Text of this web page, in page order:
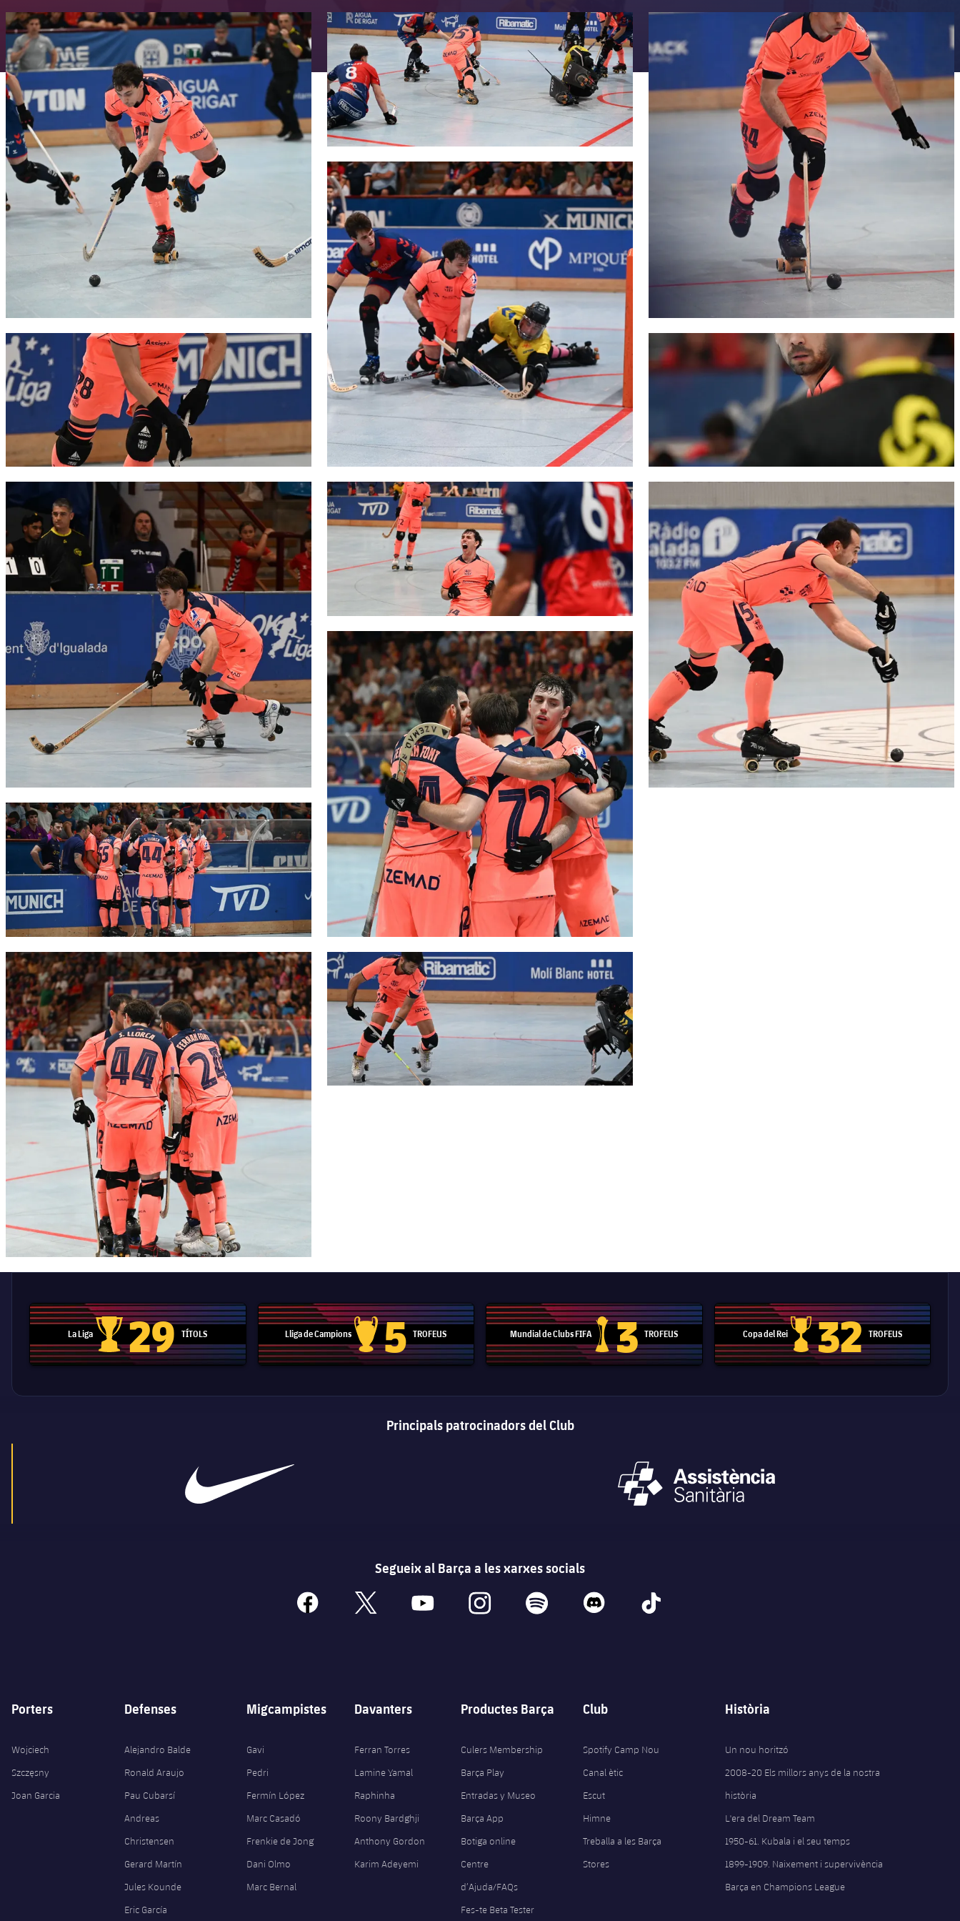
FC Barcelona club badge
FC Barcelona club badge
FC Barcelona club badge
FC Barcelona club badge
FC Barcelona club badge
FC Barcelona club badge
FC Barcelona club badge
FC Barcelona club badge
FC Barcelona club badge
FC Barcelona club badge
FC Barcelona club badge
La Liga
Trofeu de la Liga
29 TÍTOLS Lliga de Campions
Trofeu de la Lliga de Campions
5 TROFEUS Mundial de Clubs FIFA
Trofeu del Mundial de Clubs
3 TROFEUS Copa del Rei
Copa del Rei
32 TROFEUS
Principals patrocinadors del Club
Segueix al Barça a les xarxes socials
facebook x youtube instagram spotify discord tiktok
Porters
Wojciech
Szczęsny
Joan Garcia
Defenses
Alejandro Balde
Ronald Araujo
Pau Cubarsí
Andreas
Christensen
Gerard Martín
Jules Kounde
Eric García
Migcampistes
Gavi
Pedri
Fermín López
Marc Casadó
Frenkie de Jong
Dani Olmo
Marc Bernal
Davanters
Ferran Torres
Lamine Yamal
Raphinha
Roony Bardghji
Anthony Gordon
Karim Adeyemi
Productes Barça
Culers Membership
Barça Play
Entradas y Museo
Barça App
Botiga online
Centre
d’Ajuda/FAQs
Fes-te Beta Tester
Club
Spotify Camp Nou
Canal ètic
Escut
Himne
Treballa a les Barça
Stores
Història
Un nou horitzó
2008-20 Els millors anys de la nostra
història
L'era del Dream Team
1950-61. Kubala i el seu temps
1899-1909. Naixement i supervivència
Barça en Champions League